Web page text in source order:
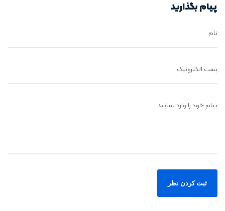
پیام بگذارید
نام
پست الکترونیک
پیام خود را وارد نمایید